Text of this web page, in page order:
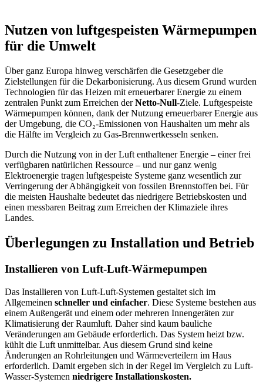
Nutzen von luftgespeisten Wärmepumpen
für die Umwelt
Über ganz Europa hinweg verschärfen die Gesetzgeber die
Zielstellungen für die Dekarbonisierung. Aus diesem Grund wurden
Technologien für das Heizen mit erneuerbarer Energie zu einem
zentralen Punkt zum Erreichen derNetto-Null-Ziele. Luftgespeiste
Wärmepumpen können, dank der Nutzung erneuerbarer Energie aus
der Umgebung, die CO₂-Emissionen von Haushalten um mehr als
die Hälfte im Vergleich zu Gas-Brennwertkesseln senken.
Durch die Nutzung von in der Luft enthaltener Energie – einer frei
verfügbaren natürlichen Ressource – und nur ganz wenig
Elektroenergie tragen luftgespeiste Systeme ganz wesentlich zur
Verringerung der Abhängigkeit von fossilen Brennstoffen bei. Für
die meisten Haushalte bedeutet das niedrigere Betriebskosten und
einen messbaren Beitrag zum Erreichen der Klimaziele ihres
Landes.
Überlegungen zu Installation und Betrieb
Installieren von Luft-Luft-Wärmepumpen
Das Installieren von Luft-Luft-Systemen gestaltet sich im
Allgemeinen schneller und einfacher. Diese Systeme bestehen aus
einem Außengerät und einem oder mehreren Innengeräten zur
Klimatisierung der Raumluft. Daher sind kaum bauliche
Veränderungen am Gebäude erforderlich. Das System heizt bzw.
kühlt die Luft unmittelbar. Aus diesem Grund sind keine
Änderungen an Rohrleitungen und Wärmeverteilern im Haus
erforderlich. Damit ergeben sich in der Regel im Vergleich zu Luft-
Wasser-Systemen niedrigere Installationskosten.